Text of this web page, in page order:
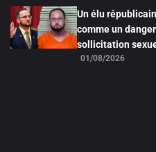
Un élu
comme un
sollicitation
01/08/2026